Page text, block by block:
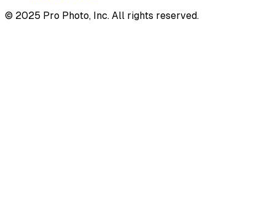
© 2025 Pro Photo, Inc. All rights reserved.